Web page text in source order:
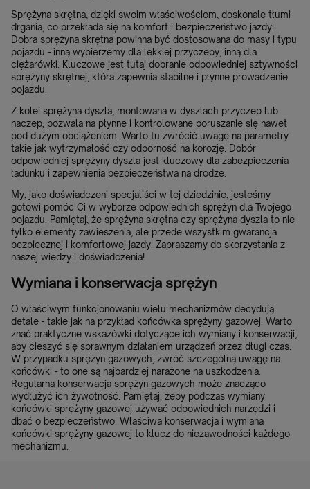
Sprężyna skrętna, dzięki swoim właściwościom, doskonale tłumi
drgania, co przekłada się na komfort i bezpieczeństwo jazdy.
Dobra sprężyna skrętna powinna być dostosowana do masy i typu
pojazdu - inną wybierzemy dla lekkiej przyczepy, inną dla
ciężarówki. Kluczowe jest tutaj dobranie odpowiedniej sztywności
sprężyny skrętnej, która zapewnia stabilne i płynne prowadzenie
pojazdu.
Z kolei sprężyna dyszla, montowana w dyszlach przyczep lub
naczep, pozwala na płynne i kontrolowane poruszanie się nawet
pod dużym obciążeniem. Warto tu zwrócić uwagę na parametry
takie jak wytrzymałość czy odporność na korozję. Dobór
odpowiedniej sprężyny dyszla jest kluczowy dla zabezpieczenia
ładunku i zapewnienia bezpieczeństwa na drodze.
My, jako doświadczeni specjaliści w tej dziedzinie, jesteśmy
gotowi pomóc Ci w wyborze odpowiednich sprężyn dla Twojego
pojazdu. Pamiętaj, że sprężyna skrętna czy sprężyna dyszla to nie
tylko elementy zawieszenia, ale przede wszystkim gwarancja
bezpiecznej i komfortowej jazdy. Zapraszamy do skorzystania z
naszej wiedzy i doświadczenia!
Wymiana i konserwacja sprężyn
O właściwym funkcjonowaniu wielu mechanizmów decydują
detale - takie jak na przykład końcówka sprężyny gazowej. Warto
znać praktyczne wskazówki dotyczące ich wymiany i konserwacji,
aby cieszyć się sprawnym działaniem urządzeń przez długi czas.
W przypadku sprężyn gazowych, zwróć szczególną uwagę na
końcówki - to one są najbardziej narażone na uszkodzenia.
Regularna konserwacja sprężyn gazowych może znacząco
wydłużyć ich żywotność. Pamiętaj, żeby podczas wymiany
końcówki sprężyny gazowej używać odpowiednich narzędzi i
dbać o bezpieczeństwo. Właściwa konserwacja i wymiana
końcówki sprężyny gazowej to klucz do niezawodności każdego
mechanizmu.